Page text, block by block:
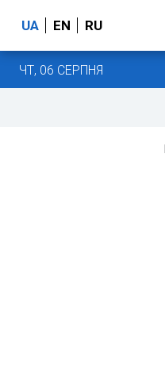
UA EN RU
ЧТ, 06 СЕРПНЯ